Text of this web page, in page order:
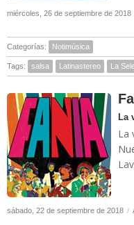
miércoles, 26 de septiembre de 2018
Categorías: Notimúsica
Tags: salsa Latinastereo La
La
La
sábado, 22 de septiembre de 2018 /